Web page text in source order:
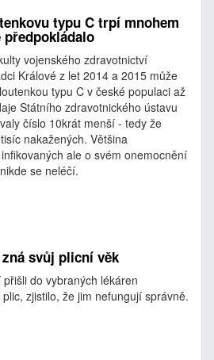
typu C trpí mnohem
předpokládalo
vojenského zdravotnictví
Králové z let 2014 a 2015 může
typu C v české populaci až
Státního zdravotnického ústavu
číslo 10krát menší - tedy že
nakažených. Většina
ale o svém onemocnění
se neléčí.
svůj plicní věk
do vybraných lékáren
zjistilo, že jim nefungují správně.